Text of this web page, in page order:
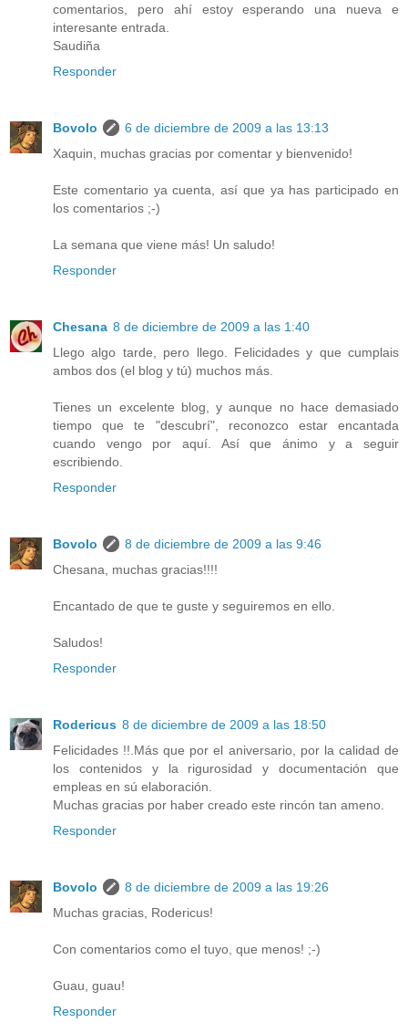
comentarios, pero ahí estoy esperando una nueva e
interesante entrada.
Saudiña
Responder
Bovolo
6 de diciembre de 2009 a las 13:13
Xaquin, muchas gracias por comentar y bienvenido!
Este comentario ya cuenta, así que ya has participado en
los comentarios ;-)
La semana que viene más! Un saludo!
Responder
Chesana 8 de diciembre de 2009 a las 1:40
Llego algo tarde, pero llego. Felicidades y que cumplais
ambos dos (el blog y tú) muchos más.
Tienes un excelente blog, y aunque no hace demasiado
tiempo que te "descubrí", reconozco estar encantada
cuando vengo por aquí. Así que ánimo y a seguir
escribiendo.
Responder
Bovolo
8 de diciembre de 2009 a las 9:46
Chesana, muchas gracias!!!!
Encantado de que te guste y seguiremos en ello.
Saludos!
Responder
Rodericus 8 de diciembre de 2009 a las 18:50
Felicidades !!.Más que por el aniversario, por la calidad de
los contenidos y la rigurosidad y documentación que
empleas en sú elaboración.
Muchas gracias por haber creado este rincón tan ameno.
Responder
Bovolo
8 de diciembre de 2009 a las 19:26
Muchas gracias, Rodericus!
Con comentarios como el tuyo, que menos! ;-)
Guau, guau!
Responder